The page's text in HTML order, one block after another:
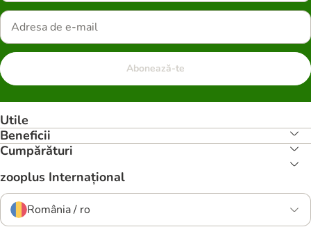
Abonează-te
Utile
Beneficii
Cumpărături
zooplus Internațional
România / ro